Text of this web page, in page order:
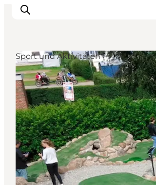
Erlebnisse
Städte und Regionen
Events
Übernachtung
Plane deine Reise
Booking
Sport und Aktivitäten